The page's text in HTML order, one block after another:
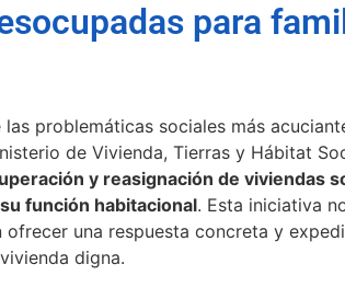
para
problemáticas sociales más
de Vivienda, Tierras y Hábitat
y reasignación de viviendas
función habitacional. Esta iniciativa
una respuesta concreta y
digna.